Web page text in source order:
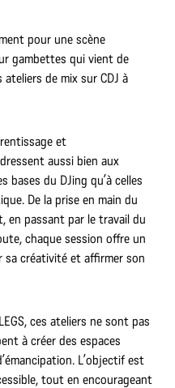
pour une scène
gambettes qui vient de
ateliers de mix sur CDJ à
et
aussi bien aux
bases du DJing qu’à celles
De la prise en main du
en passant par le travail du
chaque session offre un
sa créativité et affirmer son
ces ateliers ne sont pas
à créer des espaces
L’objectif est
tout en encourageant